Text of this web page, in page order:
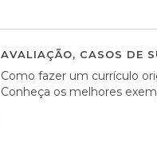
AVALIAÇÃO, CASOS DE
Como fazer um currículo
Conheça os melhores